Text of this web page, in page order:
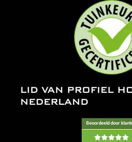
LID VAN PROFIEL
NEDERLAND
Beoordeeld door